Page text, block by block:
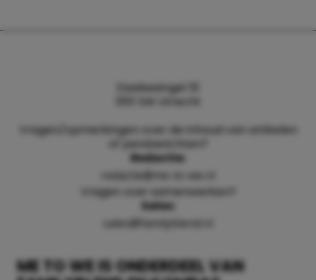
ME TO WE IS ONDERDEEL VAN
Daalsesingel 51
3511 SW Utrecht
Vragen/opmerkingen over de inhoud van artikelen
of persberichten?
Redactie:
redactie@me-to-we.nl
Vragen over samenwerken?
Sales:
sales@familyblend.nl